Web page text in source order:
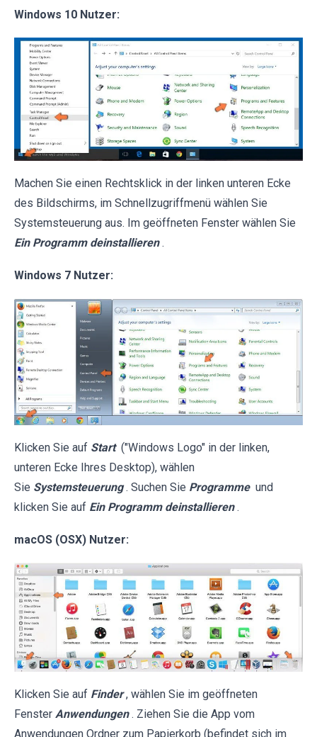
Windows 10 Nutzer:
Machen Sie einen Rechtsklick in der linken unteren Ecke
des Bildschirms, im Schnellzugriffmenü wählen Sie
Systemsteuerung aus. Im geöffneten Fenster wählen Sie
Ein Programm deinstallieren .
Windows 7 Nutzer:
Klicken Sie auf Start ("Windows Logo" in der linken,
unteren Ecke Ihres Desktop), wählen
Sie Systemsteuerung . Suchen Sie Programme und
klicken Sie auf Ein Programm deinstallieren .
macOS (OSX) Nutzer:
Klicken Sie auf Finder , wählen Sie im geöffneten
Fenster Anwendungen . Ziehen Sie die App vom
Anwendungen Ordner zum Papierkorb (befindet sich im